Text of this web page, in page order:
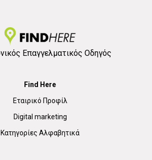
Επαγγελματικός Οδηγός
Find Here
Εταιρικό Προφίλ
Digital marketing
Κατηγορίες Αλφαβητικά